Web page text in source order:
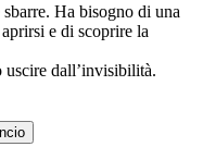
Ha bisogno di una
e di scoprire la
dall’invisibilità.